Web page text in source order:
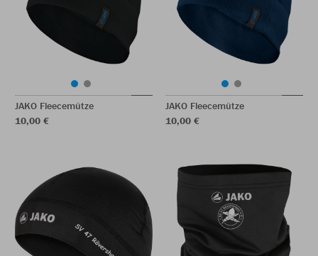
JAKO Fleecemütze
10,00 €
JAKO Fleecemütze
10,00 €